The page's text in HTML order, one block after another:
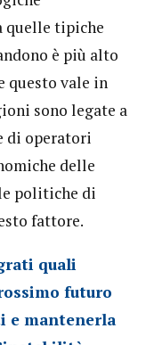
quelle tipiche
è più alto
questo vale in
sono legate a
di operatori
delle
politiche di
fattore.
quali
futuro
e mantenerla